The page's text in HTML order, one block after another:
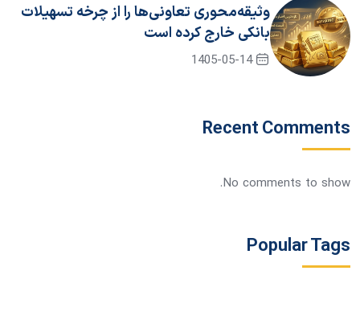
وثیقه‌محوری تعاونی‌ها را از چرخه تسهیلات
بانکی خارج کرده است
1405-05-14
Recent Comments
No comments to show.
Popular Tags